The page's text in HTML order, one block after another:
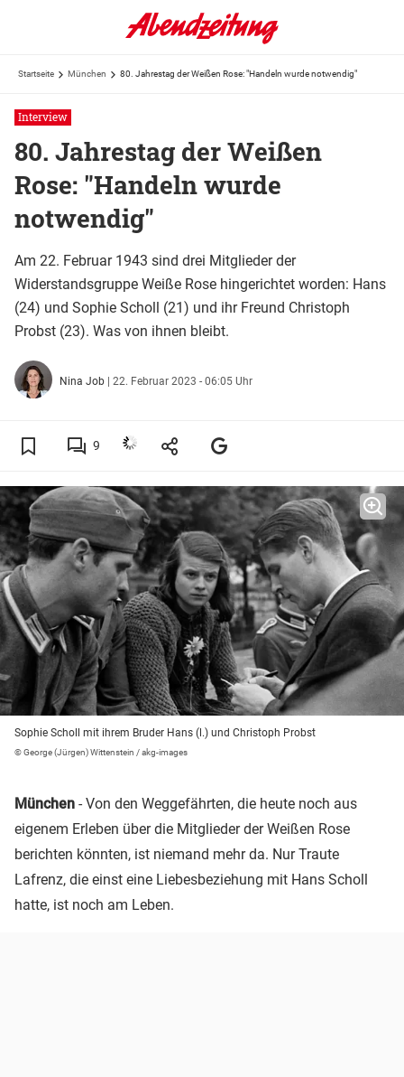
Startseite München 80. Jahrestag der Weißen Rose: "Handeln wurde notwendig"
Interview
80. Jahrestag der Weißen
Rose: "Handeln wurde
notwendig"
Am 22. Februar 1943 sind drei Mitglieder der
Widerstandsgruppe Weiße Rose hingerichtet worden: Hans
(24) und Sophie Scholl (21) und ihr Freund Christoph
Probst (23). Was von ihnen bleibt.
Nina Job | 22. Februar 2023 - 06:05 Uhr
9
Sophie Scholl mit ihrem Bruder Hans (l.) und Christoph Probst
© George (Jürgen) Wittenstein / akg-images
München - Von den Weggefährten, die heute noch aus
eigenem Erleben über die Mitglieder der Weißen Rose
berichten könnten, ist niemand mehr da. Nur Traute
Lafrenz, die einst eine Liebesbeziehung mit Hans Scholl
hatte, ist noch am Leben.